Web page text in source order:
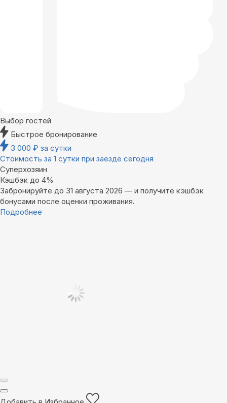
Выбор гостей
Быстрое бронирование
3 000 ₽ за сутки
Стоимость за 1 сутки при заезде сегодня
Суперхозяин
Кэшбэк до 4%
Забронируйте до 31 августа 2026 — и получите кэшбэк
бонусами после оценки проживания.
Подробнее